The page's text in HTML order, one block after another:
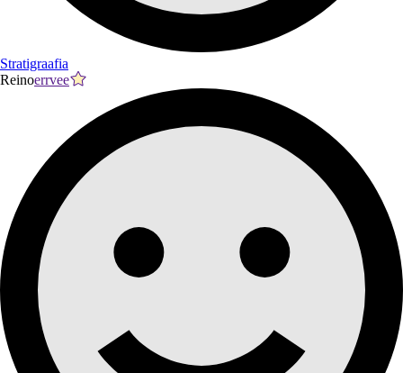
Stratigraafia
Reinoerrvee